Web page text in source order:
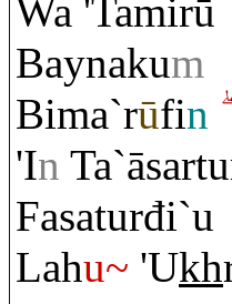
Wa 'Tamirū
Baynakum
Bima`rūfin
'In Ta`āsartu
Fasaturđi`u
Lahu~ 'Ukh